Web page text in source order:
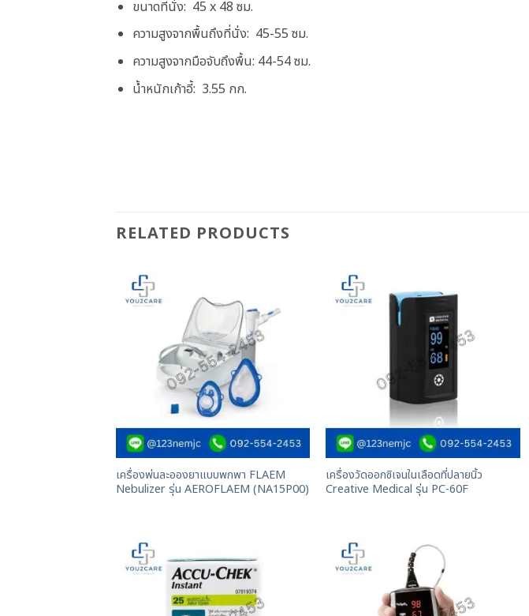
ขนาดที่นั่ง: 45 x 48 ซม.
ความสูงจากพื้นถึงที่นั่ง: 45-55 ซม.
ความสูงจากมือจับถึงพื้น: 44-54 ซม.
น้ำหนักเก้าอี้: 3.55 กก.
RELATED PRODUCTS
เครื่องพ่นละอองยาแบบพกพา FLAEM
Nebulizer รุ่น AEROFLAEM (NA15P00)
เครื่องวัดออกซิเจนในเลือดที่ปลายนิ้ว
Creative Medical รุ่น PC-60F